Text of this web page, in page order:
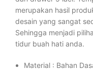
merupakan hasil
desain yang sangat
Sehingga menjadi
tidur buah hati anda.
Material : Bahan